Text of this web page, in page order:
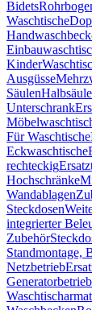
Bidets
Waschtische
Kinder
Ausgüsse
Säulen
Unterschrank
Für Waschtische
Eckwaschtische
rechteckig
Hochschränke
Wandablagen
Steckdosen
integrierter
Zubehör
Standmontage,
Netzbetrieb
Generatorbetrieb